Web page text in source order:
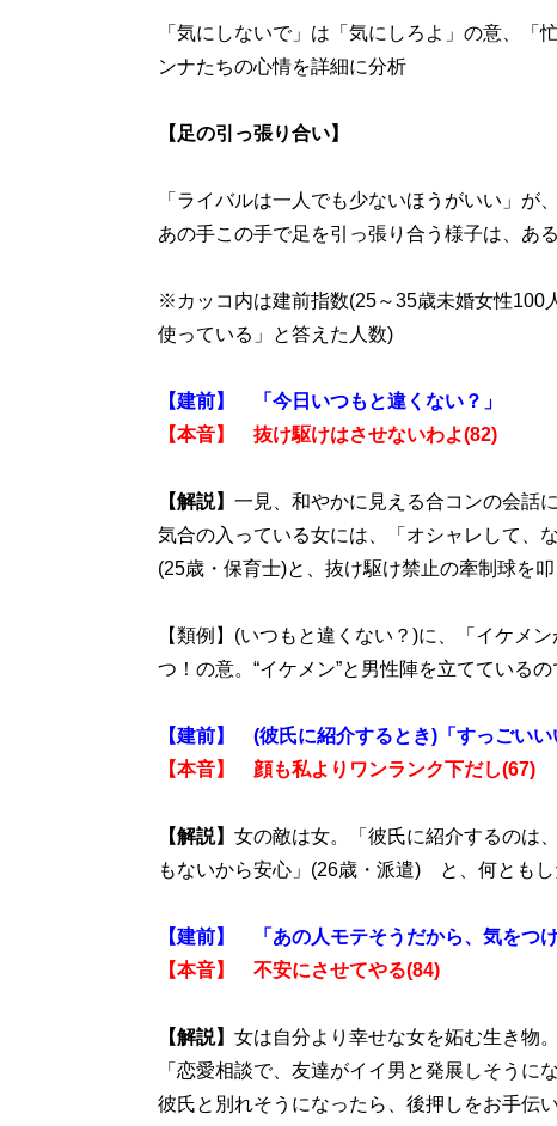
「気にしないで」は「気にしろよ」の意、
ンナたちの心情を詳細に分析
【足の引っ張り合い】
「ライバルは一人でも少ないほうがいい」が
あの手この手で足を引っ張り合う様子は、あ
※カッコ内は建前指数(25～35歳未婚女性100
使っている」と答えた人数)
【建前】 「今日いつもと違くない？」
【本音】 抜け駆けはさせないわよ(82)
【解説】 一見、和やかに見える合コンの会話
気合の入っている女には、「オシャレして、
(25歳・保育士)と、抜け駆け禁止の牽制球を叩
【類例】(いつもと違くない？)に、「イケメ
つ！の意。“イケメン”と男性陣を立てている
【建前】 (彼氏に紹介するとき)「すっごいい
【本音】 顔も私よりワンランク下だし(67)
【解説】 女の敵は女。「彼氏に紹介するのは
もないから安心」(26歳・派遣) と、何ともし
【建前】 「あの人モテそうだから、気をつけ
【本音】 不安にさせてやる(84)
【解説】 女は自分より幸せな女を妬む生き物。
「恋愛相談で、友達がイイ男と発展しそうに
彼氏と別れそうになったら、後押しをお手伝